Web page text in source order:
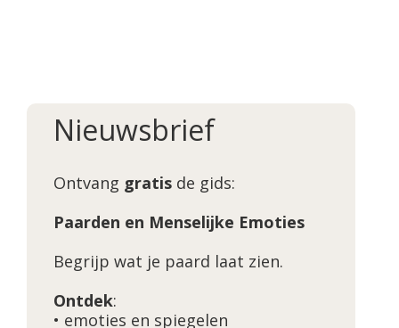
Nieuwsbrief
Ontvang gratis de gids:
Paarden en Menselijke Emoties
Begrijp wat je paard laat zien.
Ontdek:
• emoties en spiegelen